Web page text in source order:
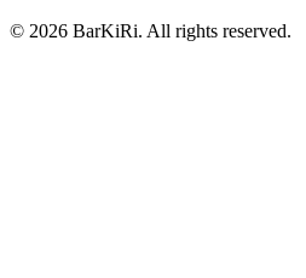
© 2026 BarKiRi. All rights reserved.